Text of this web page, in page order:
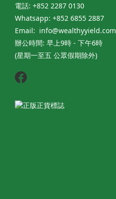
電話: +852 2287 0130
Whatsapp: +852 6855 2887
Email: info@wealthyyield.com
辦公時間: 早上9時 - 下午6時
(星期一至五 公眾假期除外)